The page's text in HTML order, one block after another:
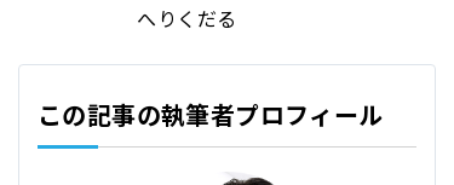
へりくだる
この記事の執筆者プロフィール